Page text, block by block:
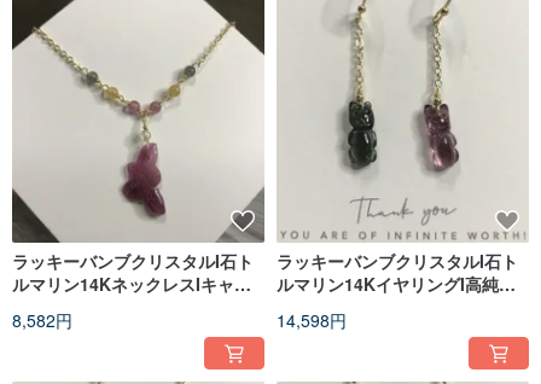
ラッキーバンブクリスタルI石ト
ルマリン14KネックレスIキャン
インデーギフト
8,582円
ラッキーバンブクリスタルI石ト
ルマリン14KイヤリングI高純度
14,598円